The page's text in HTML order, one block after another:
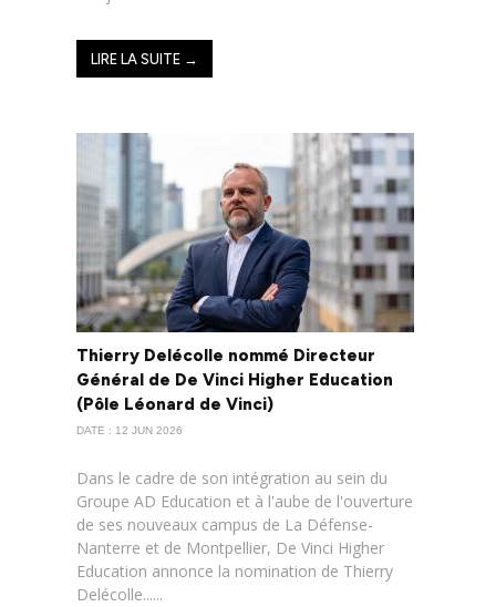
LIRE LA SUITE →
Thierry Delécolle nommé Directeur
Général de De Vinci Higher Education
(Pôle Léonard de Vinci)
DATE : 12 JUN 2026
Dans le cadre de son intégration au sein du
Groupe AD Education et à l'aube de l'ouverture
de ses nouveaux campus de La Défense-
Nanterre et de Montpellier, De Vinci Higher
Education annonce la nomination de Thierry
Delécolle......